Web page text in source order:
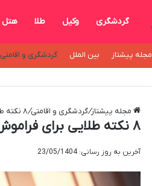
گردشگری وکیل طلا هتل
مجله پیشتاز بین الملل گردشگری و اقامتی
مجله پیشتاز/گردشگری و اقامتی/۸ نکته طلایی برای فراموش نکردن بلیط و مدارک پرواز
۸ نکته طلایی برای فراموش نکردن بلیط و مدارک پرواز
آخرین به روز رسانی: 23/05/1404